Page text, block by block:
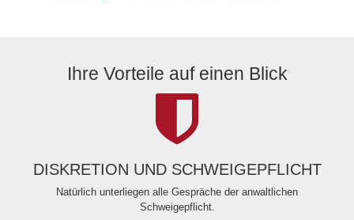
Ihre Vorteile auf einen Blick
DISKRETION UND SCHWEIGEPFLICHT
Natürlich unterliegen alle Gespräche der anwaltlichen
Schweigepflicht.